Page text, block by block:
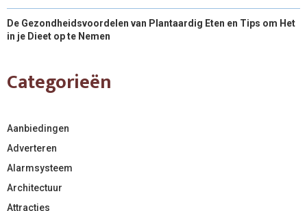
De Gezondheidsvoordelen van Plantaardig Eten en Tips om Het
in je Dieet op te Nemen
Categorieën
Aanbiedingen
Adverteren
Alarmsysteem
Architectuur
Attracties